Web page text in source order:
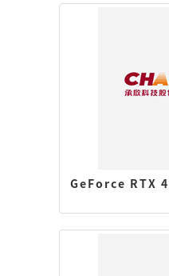
GeForce RTX